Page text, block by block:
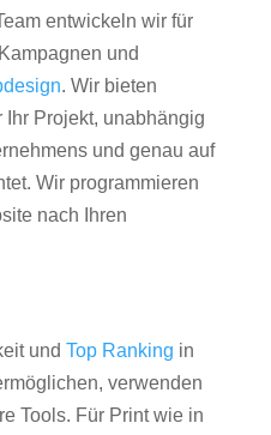
entwickeln wir für
und
. Wir bieten
Projekt, unabhängig
und genau auf
Wir programmieren
nach Ihren
und Top Ranking in
verwenden
Tools. Für Print wie in